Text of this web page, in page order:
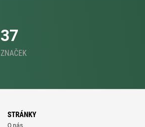
37
ZNAČEK
STRÁNKY
O nás